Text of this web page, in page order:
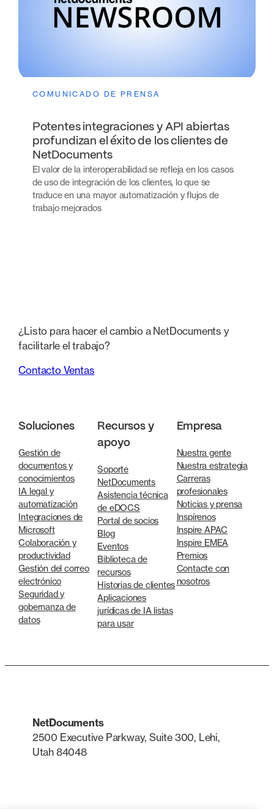
COMUNICADO DE PRENSA
Potentes integraciones y API abiertas
profundizan el éxito de los clientes de
NetDocuments
El valor de la interoperabilidad se refleja en los casos
de uso de integración de los clientes, lo que se
traduce en una mayor automatización y flujos de
trabajo mejorados
¿Listo para hacer el cambio a NetDocuments y
facilitarle el trabajo?
Contacto Ventas
Soluciones
Gestión de
documentos y
conocimientos
IA legal y
automatización
Integraciones de
Microsoft
Colaboración y
productividad
Gestión del correo
electrónico
Seguridad y
gobernanza de
datos
Recursos y
apoyo
Soporte
NetDocuments
Asistencia técnica
de eDOCS
Portal de socios
Blog
Eventos
Biblioteca de
recursos
Historias de clientes
Aplicaciones
jurídicas de IA listas
para usar
Empresa
Nuestra gente
Nuestra estrategia
Carreras
profesionales
Noticias y prensa
Inspírenos
Inspire APAC
Inspire EMEA
Premios
Contacte con
nosotros
NetDocuments
2500 Executive Parkway, Suite 300, Lehi,
Utah 84048